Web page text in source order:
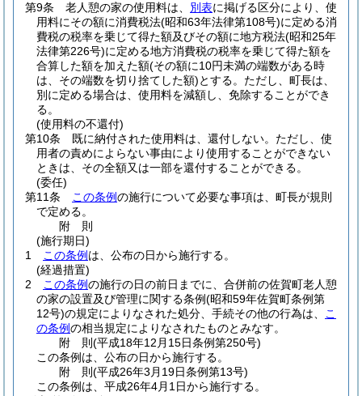
第9条
老人憩の家の使用料は、 別表に掲げる区分により、使
用料にその額に消費税法(昭和63年法律第108号)に定める消
費税の税率を乗じて得た額及びその額に地方税法(昭和25年
法律第226号)に定める地方消費税の税率を乗じて得た額を
合算した額を加えた額(その額に10円未満の端数がある時
は、その端数を切り捨てした額)とする。 ただし、町長は、
別に定める場合は、使用料を減額し、免除することができ
る。
(使用料の不還付)
第10条
既に納付された使用料は、還付しない。 ただし、使
用者の責めによらない事由により使用することができない
ときは、その全額又は一部を還付することができる。
(委任)
第11条
この条例の施行について必要な事項は、町長が規則
で定める。
附 則
(施行期日)
1
この条例 は、公布の日から施行する。
(経過措置)
2
この条例の施行の日の前日までに、合併前の佐賀町老人憩
の家の設置及び管理に関する条例(昭和59年佐賀町条例第
12号)の規定によりなされた処分、手続その他の行為は、
こ
の条例の相当規定によりなされたものとみなす。
附 則(平成18年12月15日条例第250号)
この条例は、公布の日から施行する。
附 則(平成26年3月19日条例第13号)
この条例は、平成26年4月1日から施行する。